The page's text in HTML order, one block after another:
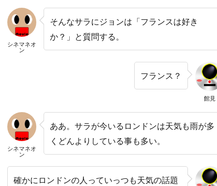
ノーラ・エフロン
ハイケ・マカッシュ
ハインツ・ヴァイス
ハスケル・ウェクスラー
ハッピー・マディソン・プロダクションズ
ハピネス・ディストリビューション
ハラルド・クローサー
ハリウッド・ピクチャーズ
ハリス・ユーリン
ハリー・イーデン
シネマネオ
ン
そんなサラにジョンは「フランスは好き
か？」と質問する。
館見
フランス？
シネマネオ
ン
ああ。サラが今いるロンドンは天気も雨が多
くどんよりしている事も多い。
確かにロンドンの人っていっつも天気の話題